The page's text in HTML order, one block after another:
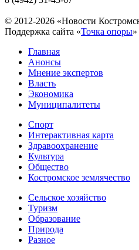
© 2012-2026 «Новости
Поддержка сайта «Точка опоры»
Главная
Анонсы
Мнение экспертов
Власть
Экономика
Муниципалитеты
Спорт
Интерактивная карта
Здравоохранение
Культура
Общество
Костромское землячество
Сельское хозяйство
Туризм
Образование
Природа
Разное